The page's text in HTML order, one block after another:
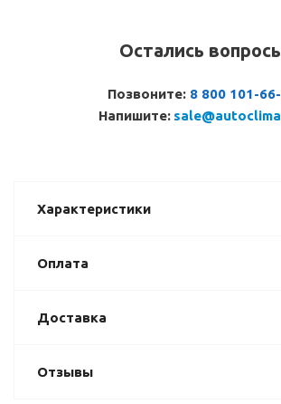
Остались
Позвоните: 8 800 101-
Напишите:
Характеристики
Оплата
Доставка
Отзывы